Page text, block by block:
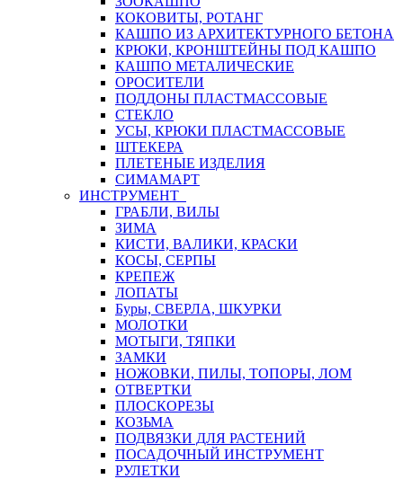
КОКОВИТЫ, РОТАНГ
КАШПО ИЗ АРХИТЕКТУРНОГО БЕТОНА
КРЮКИ, КРОНШТЕЙНЫ ПОД КАШПО
КАШПО МЕТАЛИЧЕСКИЕ
ОРОСИТЕЛИ
ПОДДОНЫ ПЛАСТМАССОВЫЕ
СТЕКЛО
УСЫ, КРЮКИ ПЛАСТМАССОВЫЕ
ШТЕКЕРА
ПЛЕТЕНЫЕ ИЗДЕЛИЯ
СИМАМАРТ
ИНСТРУМЕНТ
ГРАБЛИ, ВИЛЫ
ЗИМА
КИСТИ, ВАЛИКИ, КРАСКИ
КОСЫ, СЕРПЫ
КРЕПЕЖ
ЛОПАТЫ
Буры, СВЕРЛА, ШКУРКИ
МОЛОТКИ
МОТЫГИ, ТЯПКИ
ЗАМКИ
НОЖОВКИ, ПИЛЫ, ТОПОРЫ, ЛОМ
ОТВЕРТКИ
ПЛОСКОРЕЗЫ
КОЗЬМА
ПОДВЯЗКИ ДЛЯ РАСТЕНИЙ
ПОСАДОЧНЫЙ ИНСТРУМЕНТ
РУЛЕТКИ